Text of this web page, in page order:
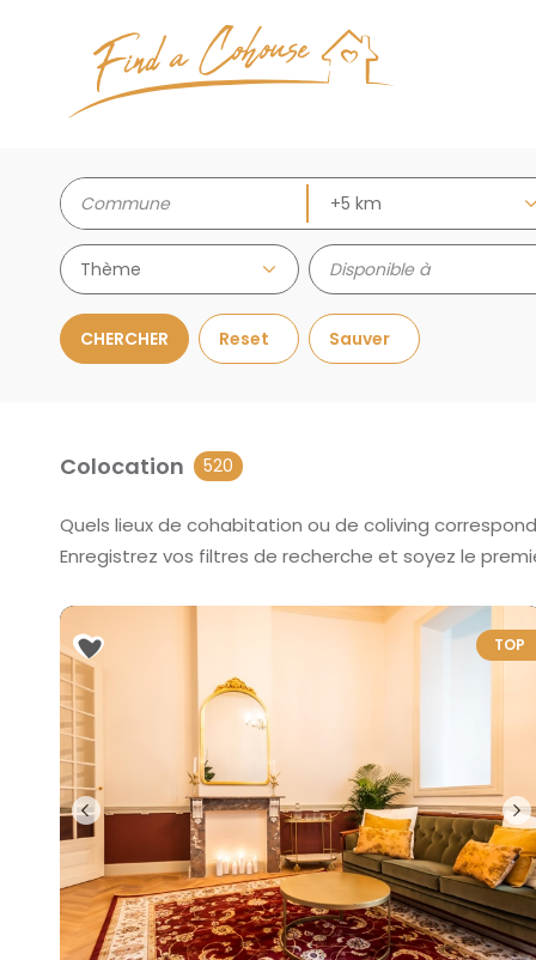
Thème
CHERCHER Reset Sauver
Colocation 520
Quels lieux de cohabitation ou de coliving
Enregistrez vos filtres de recherche et soyez le
TOP